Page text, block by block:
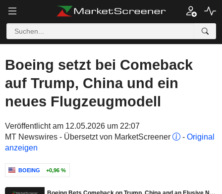
Boeing setzt bei Comeback
auf Trump, China und ein
neues Flugzeugmodell
Veröffentlicht am 12.05.2026 um 22:07
MT Newswires - Übersetzt von MarketScreener
- Original
anzeigen
BOEING +0,96 %